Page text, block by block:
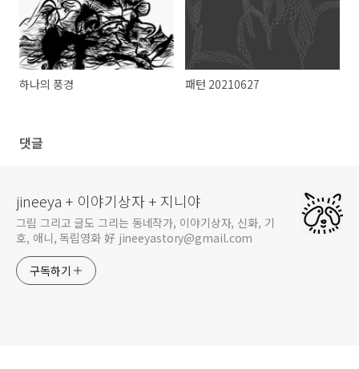
하나의 풍경 패턴 20210627
댓글
jineeya + 이야기상자 + 지니야
그림 그리고 글도 그리는 동네작가, 이야기상자, 신화, 기
호, 애니, 독립영화 好 jineeyastory@gmail.com
구독하기